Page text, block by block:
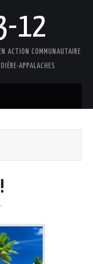
12
ACTION COMMUNAUTAIRE
APPALACHES